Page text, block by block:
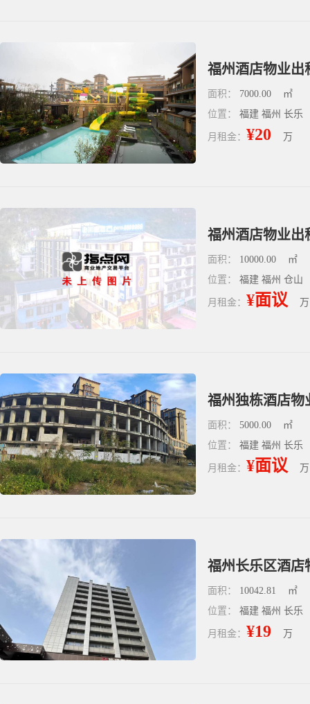
福州酒店物业出
面积： 7000.00
㎡
位置： 福建 福州 长乐
月租金： ¥20 万
面积： 10000.00
㎡
位置： 福建 福州 仓山
月租金： ¥面议 万
面积： 5000.00
㎡
位置： 福建 福州 长乐
月租金： ¥面议 万
福州长乐区酒店
面积： 10042.81
㎡
位置： 福建 福州 长乐
月租金： ¥19 万